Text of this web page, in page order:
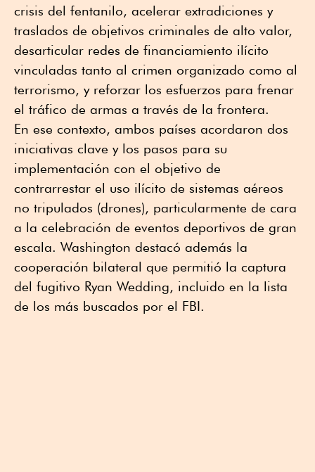
crisis del fentanilo, acelerar extradiciones y
traslados de objetivos criminales de alto valor,
desarticular redes de financiamiento ilícito
vinculadas tanto al crimen organizado como al
terrorismo, y reforzar los esfuerzos para frenar
el tráfico de armas a través de la frontera.
En ese contexto, ambos países acordaron dos
iniciativas clave y los pasos para su
implementación con el objetivo de
contrarrestar el uso ilícito de sistemas aéreos
no tripulados (drones), particularmente de cara
a la celebración de eventos deportivos de gran
escala. Washington destacó además la
cooperación bilateral que permitió la captura
del fugitivo Ryan Wedding, incluido en la lista
de los más buscados por el FBI.